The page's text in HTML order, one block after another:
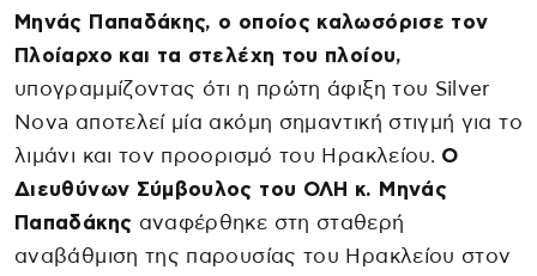
Μηνάς Παπαδάκης, ο οποίος καλωσόρισε τον
Πλοίαρχο και τα στελέχη του πλοίου,
υπογραμμίζοντας ότι η πρώτη άφιξη του Silver
Nova αποτελεί μία ακόμη σημαντική στιγμή για το
λιμάνι και τον προορισμό του Ηρακλείου. Ο
Διευθύνων Σύμβουλος του ΟΛΗ κ. Μηνάς
Παπαδάκης αναφέρθηκε στη σταθερή
αναβάθμιση της παρουσίας του Ηρακλείου στον